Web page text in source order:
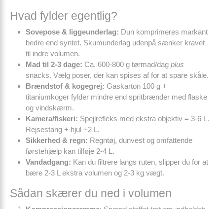
Hvad fylder egentlig?
Sovepose & liggeunderlag: Dun komprimeres markant
bedre end syntet. Skumunderlag udenpå sænker kravet
til indre volumen.
Mad til 2-3 dage: Ca. 600-800 g tørmad/dag plus
snacks. Vælg poser, der kan spises af for at spare skåle.
Brændstof & kogegrej: Gaskarton 100 g +
titaniumkoger fylder mindre end spritbrænder med flaske
og vindskærm.
Kamera/fiskeri: Spejlrefleks med ekstra objektiv = 3-6 L.
Rejsestang + hjul ~2 L.
Sikkerhed & regn: Regntøj, dunvest og omfattende
førstehjælp kan tilføje 2-4 L.
Vandadgang: Kan du filtrere langs ruten, slipper du for at
bære 2-3 L ekstra volumen og 2-3 kg vægt.
Sådan skærer du ned i volumen